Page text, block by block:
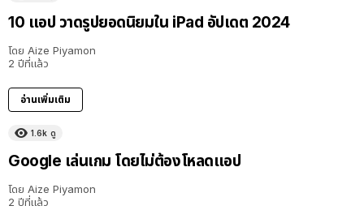
10 แอป วาดรูปยอดนิยมใน iPad อัปเดต 2024
โดย Aize Piyamon
2 ปีที่แล้ว
อ่านเพิ่มเติม
1.6k ดู
Google เล่นเกม โดยไม่ต้องโหลดแอป
โดย Aize Piyamon
2 ปีที่แล้ว